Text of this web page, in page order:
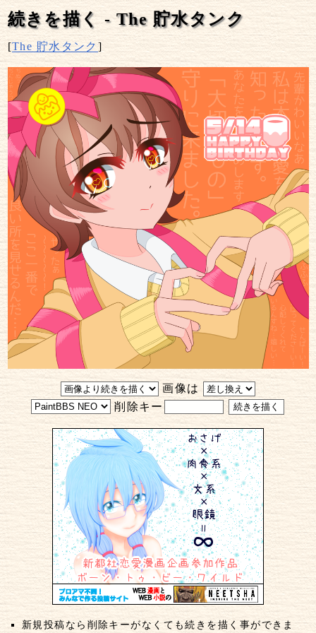
続きを描く -The 貯水タンク
[The 貯水タンク ]
画像は
削除キー
新規投稿なら削除キーがなくても続きを描く事ができま